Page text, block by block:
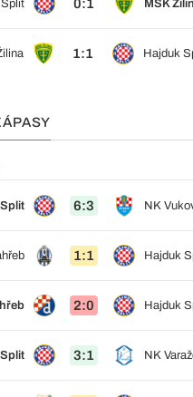
0:1 MŠK
1:1 Hajduk
6:3 NK
1:1 Hajduk
2:0 Hajduk
3:1 NK